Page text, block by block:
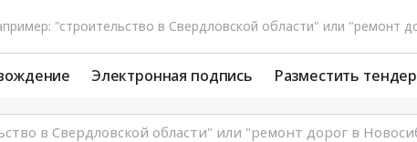
Электронная подпись Разместить тендер